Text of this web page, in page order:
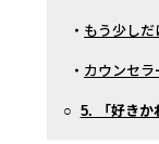
・ もう少しだ
・ カウンセラ
○ 5. 「好きか